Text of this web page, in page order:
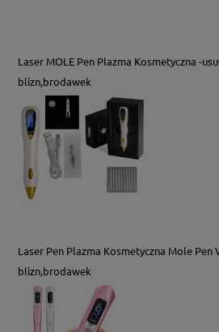
Laser MOLE Pen Plazma Kosmetyczna -
blizn,brodawek
Laser Pen Plazma Kosmetyczna Mole Pen
blizn,brodawek